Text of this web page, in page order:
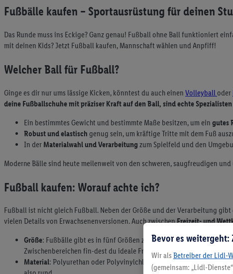
Fußbälle kaufen – Sportausrüstung für deinen
Das Runde muss ins Eckige? Ganz genau! Fußball ohne Ball funktioniert
mit deinen Kids? Jetzt Fußball kaufen, Mannschaft wählen und Anpfiff!
Welcher Ball für Fußball?
Ginge es dir nur ums lässige Kicken, könntest du auch einen Volleyball oder
deine Fußballschuhe mit präziser Kraft auf den Ball, sind echte
Ein bestimmtes Gewicht und bestimmte Maße besitzen, um ein gutes
Robust und elastisch genug sein, um kräftige Tritte mit dem Fuß
In der Materialwahl und Verarbeitung zum Spielfeld und den
Moderne Bälle sind heute meilenweit von den schweren, saugfreudigen
Fußball kaufen: Worauf achte ich?
Fußball ist nicht gleich Fußball. Neben der Größe und der Verarbeitung
vielen Details von Erwachsenenversionen. Auch zwischenFreizeit- und
Größe: Fußbälle gibt es in fünf Größen zwischen 1 und 5. Stufe 5
Zwischenbereichen fin-dest du ideale Freizeitbälle.
Material: Polyurethan oder Polyvinylchlorid (PVC) sind Standard für
Bevor es
Wir als Betreiber der Lidl-
(gemeinsam: „Lidl-